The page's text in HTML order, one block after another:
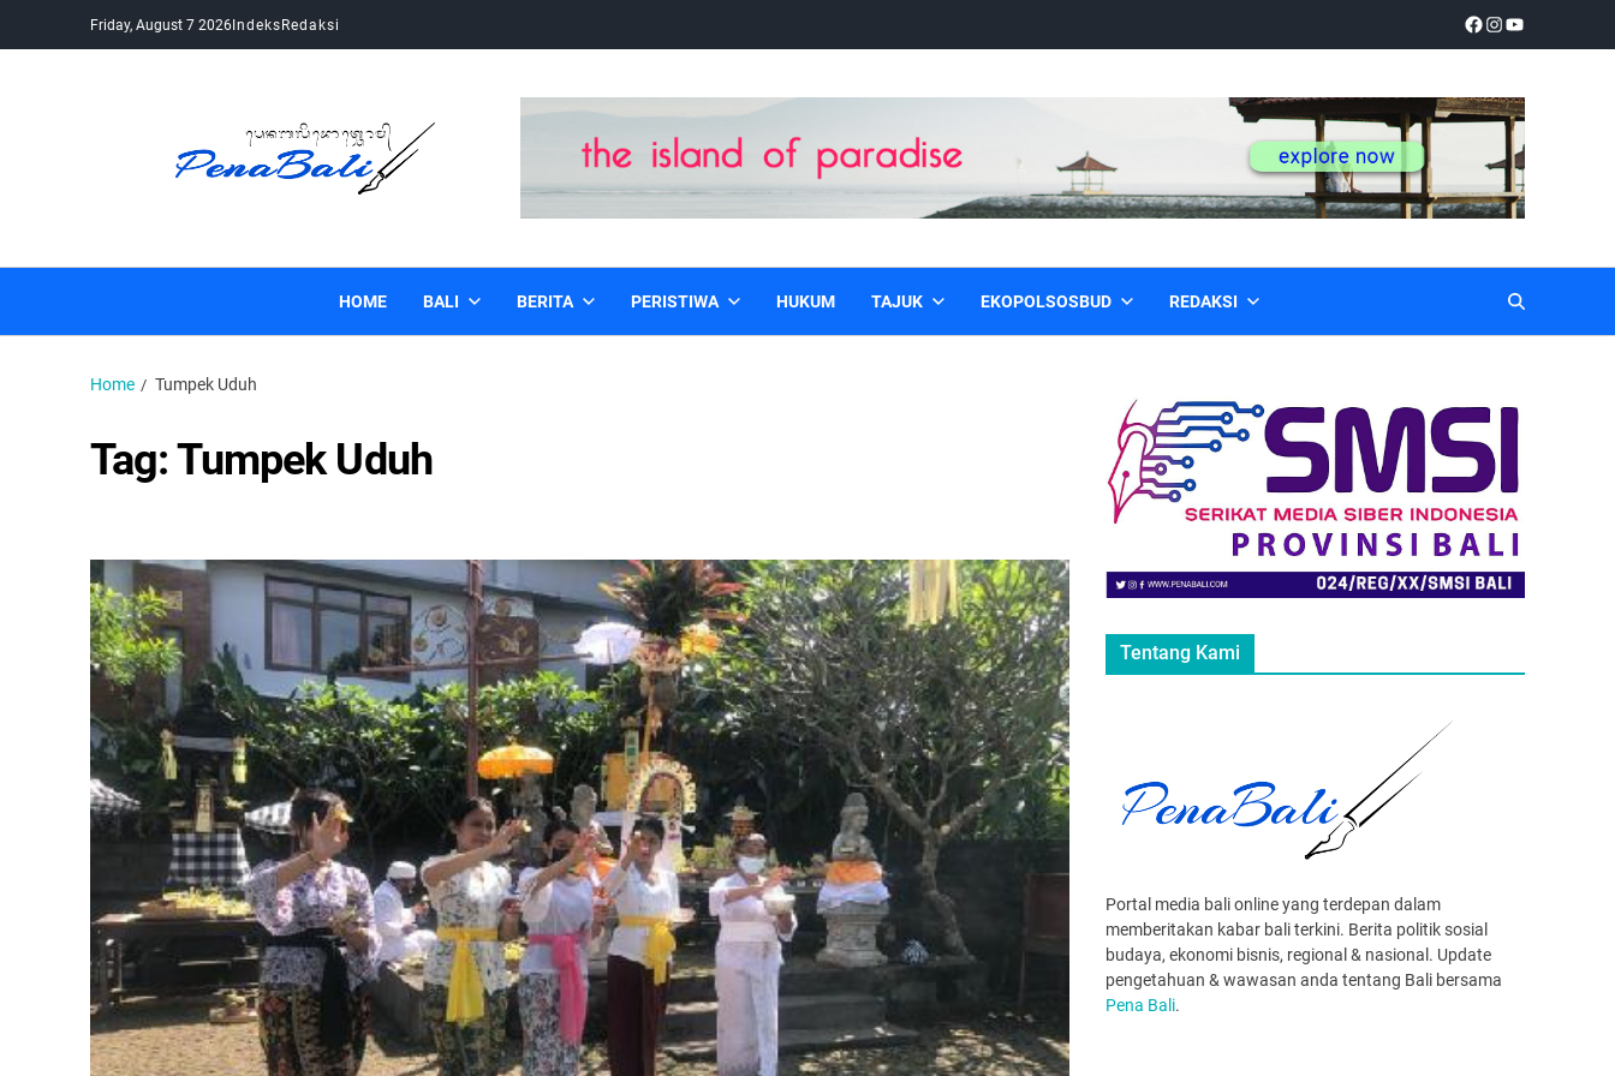
Friday, August 7 2026IndeksRedaksi
HOME BALI BERITA PERISTIWA HUKUM TAJUK EKOPOLSOSBUD REDAKSI
Home Tumpek Uduh
Tag:Tumpek Uduh
Tentang Kami
Portal media bali online yang terdepan dalam
memberitakan kabar bali terkini. Berita politik sosial
budaya, ekonomi bisnis, regional & nasional. Update
pengetahuan & wawasan anda tentang Bali bersama
Pena Bali.